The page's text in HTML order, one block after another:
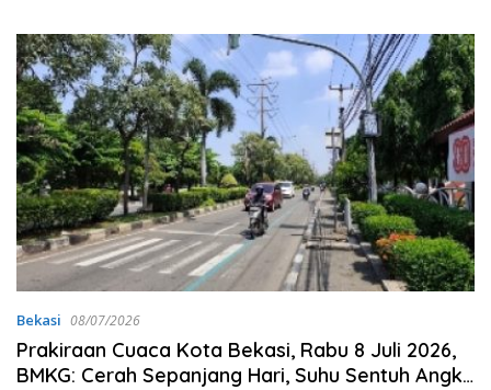
Bekasi 08/07/2026
Prakiraan Cuaca Kota Bekasi, Rabu 8 Juli 2026,
BMKG: Cerah Sepanjang Hari, Suhu Sentuh Angka